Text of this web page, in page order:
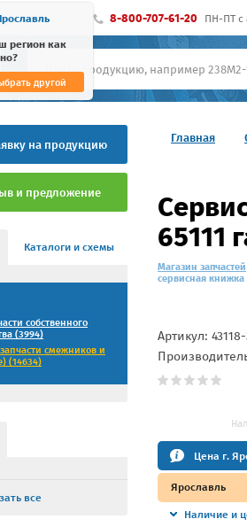
регион как
другой
8-800-707-61-20 ПН-ПТ c
Главная
на продукцию
и предложение
Каталоги и схемы
собственного
(3994)
смежников и
(14634)
все
65111
Магазин запчастей
сервисная книжка
Артикул:
Цена г.
Ярославль
Наличие и